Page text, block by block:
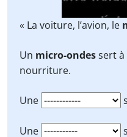
« La voiture, l’avion, le
Un micro-ondessert à
nourriture.
Une
Une